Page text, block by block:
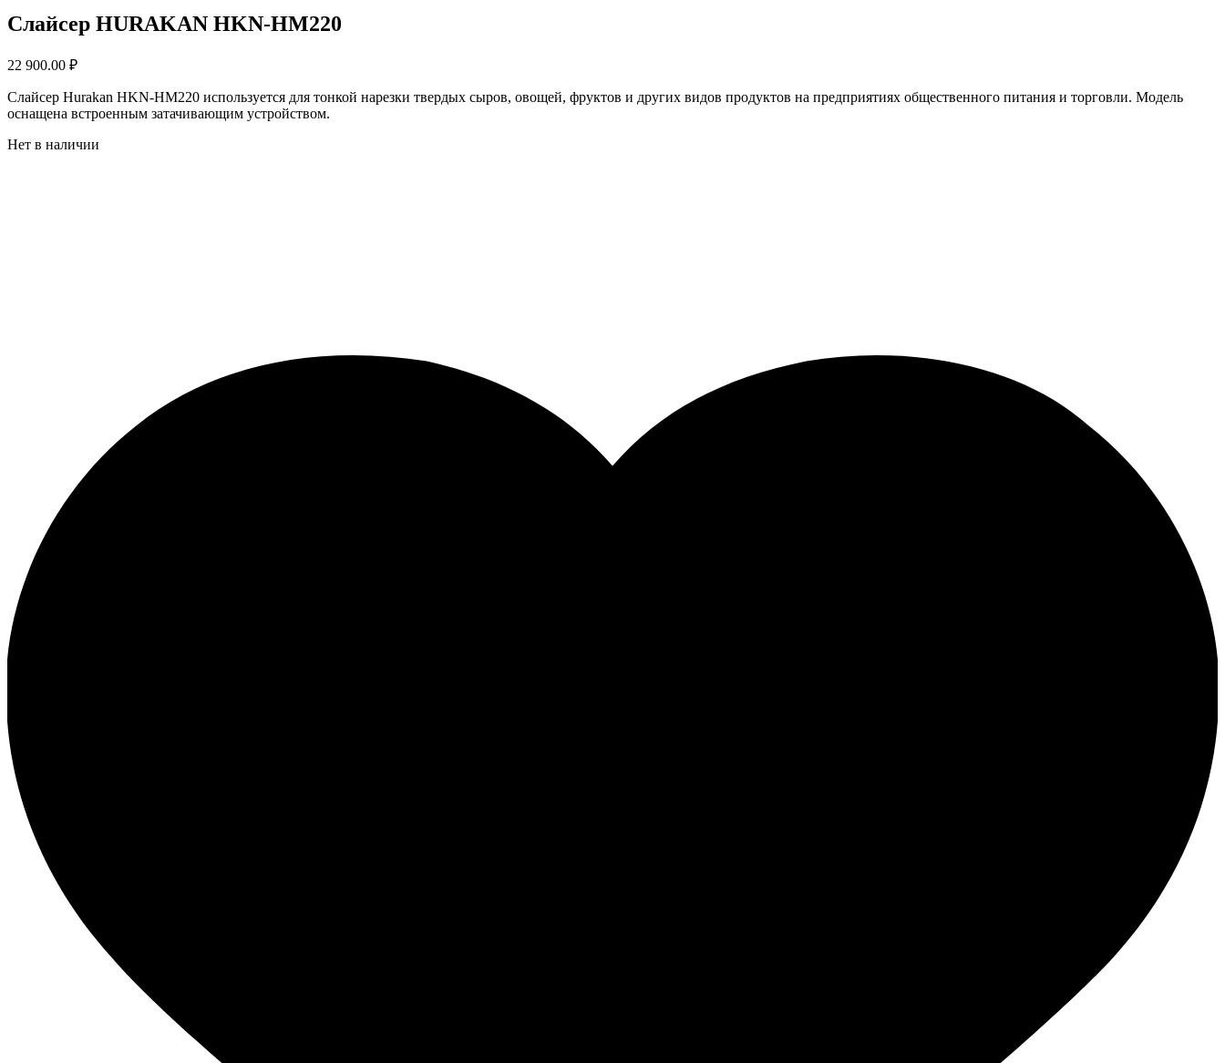
Слайсер HURAKAN HKN-HM220
22 900.00 ₽
Слайсер Hurakan HKN-HM220 используется для тонкой нарезки твердых сыров, овощей, фруктов и других видов продуктов на предприятиях общественного питания и торговли. Модель
оснащена встроенным затачивающим устройством.
Нет в наличии